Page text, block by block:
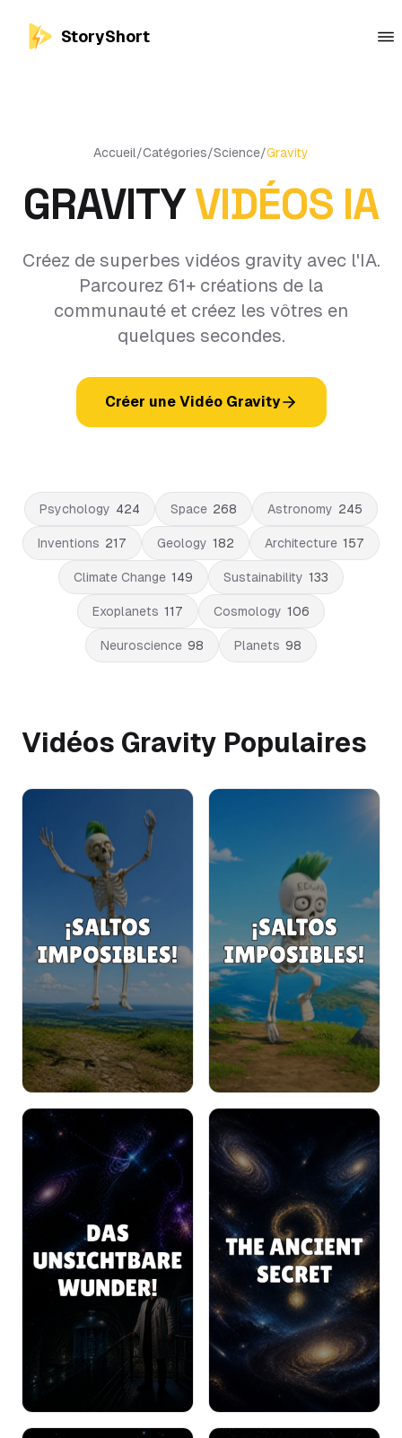
StoryShort
Accueil/Catégories/Science/Gravity
GRAVITYVIDÉOS IA
Créez de superbes vidéos gravity avec l'IA.
Parcourez 61+ créations de la
communauté et créez les vôtres en
quelques secondes.
Créer une Vidéo Gravity
Psychology 424 Space 268 Astronomy 245
Inventions 217 Geology 182 Architecture 157
Climate Change 149 Sustainability 133
Exoplanets 117 Cosmology 106
Neuroscience 98 Planets 98
Vidéos Gravity Populaires